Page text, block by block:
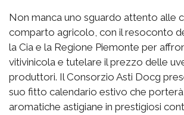
Non manca uno sguardo attento alle
comparto agricolo, con il resoconto
la Cia e la Regione Piemonte per
vitivinicola e tutelare il prezzo delle
produttori. Il Consorzio Asti Docg
suo fitto calendario estivo che
aromatiche astigiane in prestigiosi